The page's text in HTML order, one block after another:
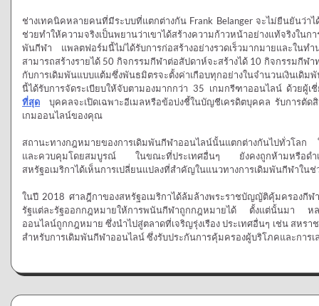
ช่างเทคนิคหลายคนที่มีระบบที่แตกต่างกัน Frank Belanger จะไม่ยืนยันว่
ช่วยทำให้ความจริงเป็นพยานว่าเขาได้สร้างความก้าวหน้าอย่างแท้จริงในก
พันกีฬา แพลตฟอร์มนี้ไม่ได้รับการก่อสร้างอย่างรวดเร็วมากมายและในทำ
สามารถสร้างรายได้ 50 กิจกรรมกีฬาต่อสัปดาห์จะสร้างได้ 10 กิจกรรมกีฬ
กับการเดิมพันแบบแต้มซึ่งพันธมิตรจะตั้งค่าเกือบทุกอย่างในจำนวนเงินเดิม
นี้ได้รับการจัดระเบียบให้จับตามองมากกว่า 35 เกมกรีฑาออนไลน์ ด้วยผู้
ที่สุด บุคคลจะเปิดเฉพาะอีเมลหรือข้อบ่งชี้ในบัญชีเครดิตบุคคล รับการตัด
เกมออนไลน์ของคุณ
สถานะทางกฎหมายของการเดิมพันกีฬาออนไลน์นั้นแตกต่างกันไปทั่วโลก
และควบคุมโดยสมบูรณ์ ในขณะที่ประเทศอื่นๆ ยังคงถูกห้ามหรือดำ
สหรัฐอเมริกาได้เห็นการเปลี่ยนแปลงที่สำคัญในแนวทางการเดิมพันกีฬาใน
ในปี 2018 ศาลฎีกาของสหรัฐอเมริกาได้ล้มล้างพระราชบัญญัติคุ้มครองกีฬ
รัฐแต่ละรัฐออกกฎหมายให้การพนันกีฬาถูกกฎหมายได้ ตั้งแต่นั้นมา หล
ออนไลน์ถูกกฎหมาย ซึ่งนำไปสู่ตลาดที่เจริญรุ่งเรือง ประเทศอื่นๆ เช่น สห
สำหรับการเดิมพันกีฬาออนไลน์ ซึ่งรับประกันการคุ้มครองผู้บริโภคและการ